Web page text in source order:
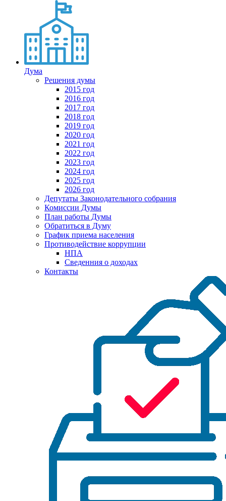
Дума
Решения думы
2015 год
2016 год
2017 год
2018 год
2019 год
2020 год
2021 год
2022 год
2023 год
2024 год
2025 год
2026 год
Депутаты Законодательного собрания
Комиссии Думы
План работы Думы
Обратиться в Думу
График приема населения
Противодействие коррупции
НПА
Сведенния о доходах
Контакты